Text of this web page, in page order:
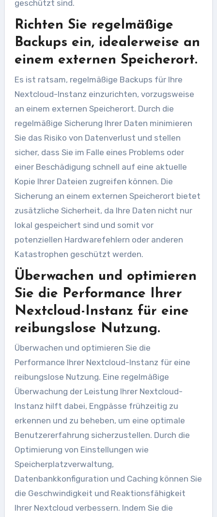
geschützt sind.
Richten Sie regelmäßige
Backups ein, idealerweise an
einem externen Speicherort.
Es ist ratsam, regelmäßige Backups für Ihre
Nextcloud-Instanz einzurichten, vorzugsweise
an einem externen Speicherort. Durch die
regelmäßige Sicherung Ihrer Daten minimieren
Sie das Risiko von Datenverlust und stellen
sicher, dass Sie im Falle eines Problems oder
einer Beschädigung schnell auf eine aktuelle
Kopie Ihrer Dateien zugreifen können. Die
Sicherung an einem externen Speicherort bietet
zusätzliche Sicherheit, da Ihre Daten nicht nur
lokal gespeichert sind und somit vor
potenziellen Hardwarefehlern oder anderen
Katastrophen geschützt werden.
Überwachen und optimieren
Sie die Performance Ihrer
Nextcloud-Instanz für eine
reibungslose Nutzung.
Überwachen und optimieren Sie die
Performance Ihrer Nextcloud-Instanz für eine
reibungslose Nutzung. Eine regelmäßige
Überwachung der Leistung Ihrer Nextcloud-
Instanz hilft dabei, Engpässe frühzeitig zu
erkennen und zu beheben, um eine optimale
Benutzererfahrung sicherzustellen. Durch die
Optimierung von Einstellungen wie
Speicherplatzverwaltung,
Datenbankkonfiguration und Caching können Sie
die Geschwindigkeit und Reaktionsfähigkeit
Ihrer Nextcloud verbessern. Indem Sie die